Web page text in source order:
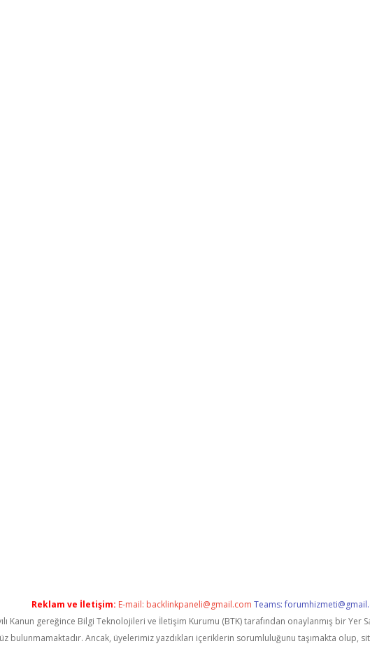
Reklam ve İletişim: E-mail: backlinkpaneli@gmail.com Teams:
Kanun gereğince Bilgi Teknolojileri ve İletişim Kurumu (BTK) tarafından onaylanmış bir
bulunmamaktadır. Ancak, üyelerimiz yazdıkları içeriklerin sorumluluğunu taşımakta